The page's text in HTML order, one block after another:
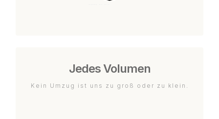
Jedes Volumen
Kein Umzug ist uns zu groß oder zu klein.